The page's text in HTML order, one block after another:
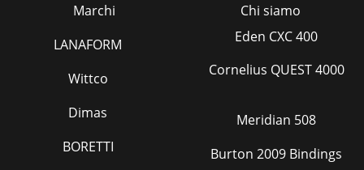
Marchi
Chi siamo
LANAFORM
Wittco
Dimas
BORETTI
Eden CXC 400
Cornelius QUEST 4000
Meridian 508
Burton 2009 Bindings